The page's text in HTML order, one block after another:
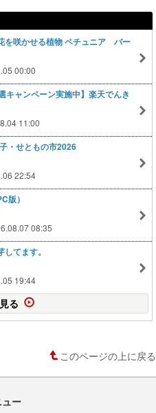
を咲かせる植物 ペチュニア バー
00:00
キャンペーン実施中】楽天でんき
11:00
・せともの市2026
22:54
版）
08:35
てます。
19:44
る
このページの上に戻る
ュー